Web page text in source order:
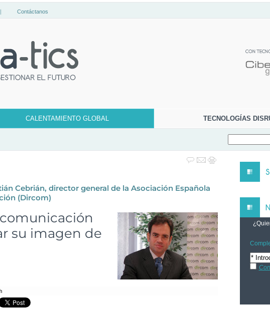
| Contáctanos
CALENTAMIENTO GLOBAL TECNOLOGÍAS
Cebrián, director general de la Asociación Española
(Dircom)
su imagen de